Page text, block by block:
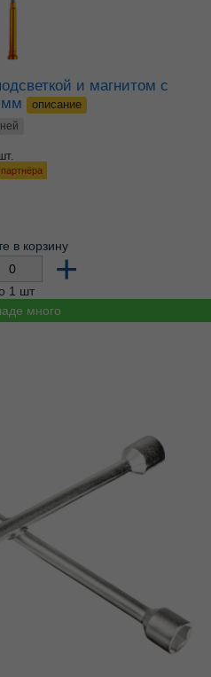
мм
описание
в корзину
+
1 шт
много